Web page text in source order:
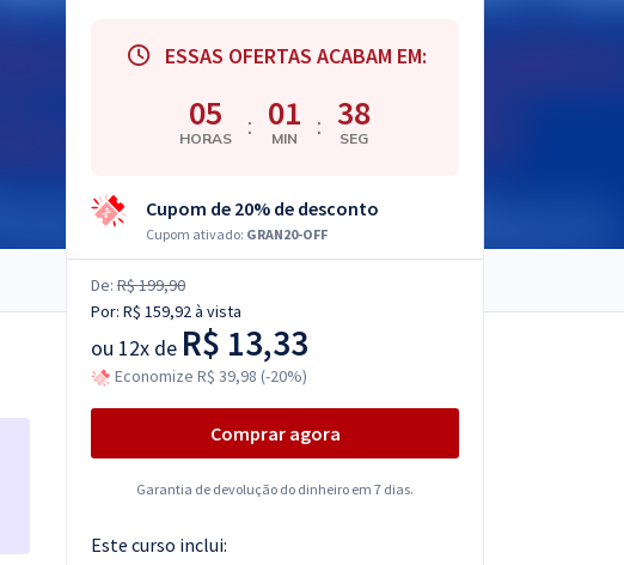
ESSAS OFERTAS ACABAM EM:
05
HORAS : 01
MIN : 37
SEG
Cupom de 20% de desconto
Cupom ativado: GRAN20-OFF
De: R$ 199,90
Por: R$ 159,92à vista
ou 12x de R$ 13,33
Economize R$ 39,98 (-20%)
Comprar agora
Garantia de devolução do dinheiro em 7 dias.
Este curso inclui: